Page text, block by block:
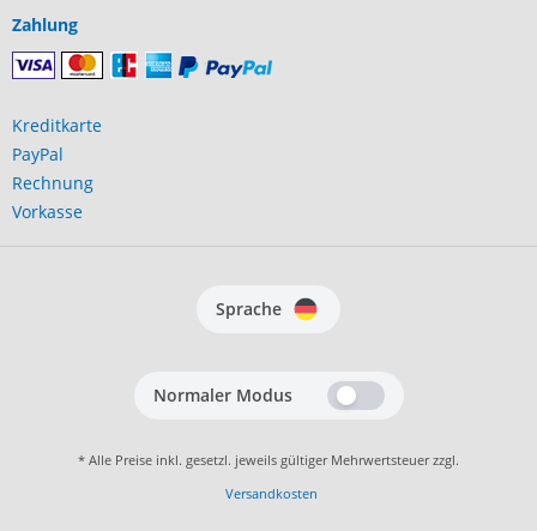
Zahlung
Kreditkarte
PayPal
Rechnung
Vorkasse
Sprache
Normaler Modus
* Alle Preise inkl. gesetzl. jeweils gültiger Mehrwertsteuer zzgl.
Versandkosten